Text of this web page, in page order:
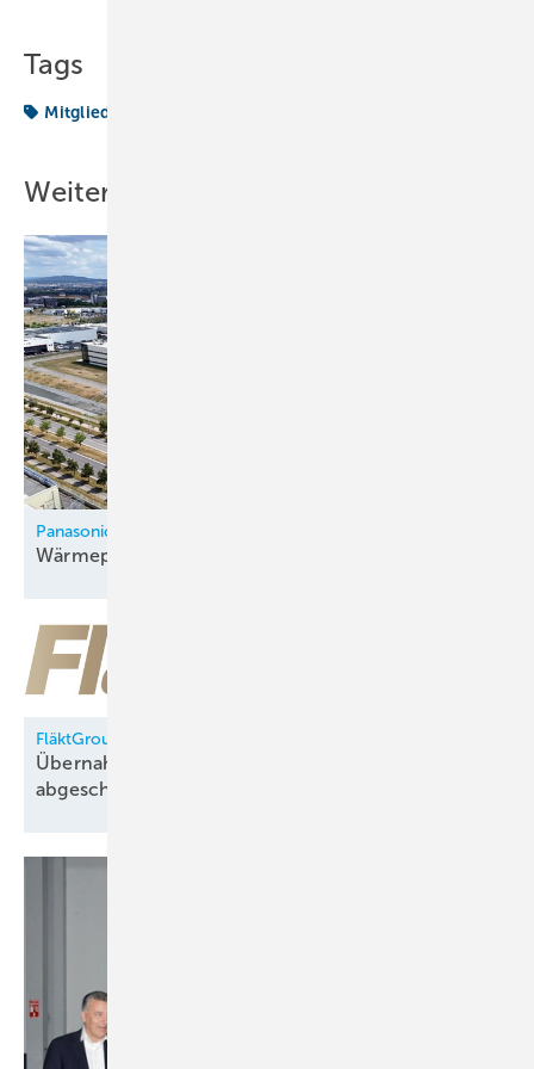
Tags
Mitgliederversammlung
Weitere Inhalte
Panasonic
Wärmepumpenfabrik in Tschechien
FläktGroup
Übernahme durch Samsung Electronics
abgeschlossen